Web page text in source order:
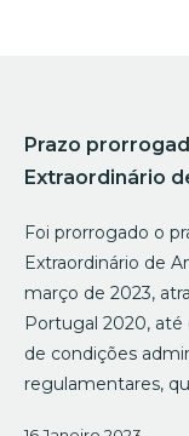
Prazo
Extraordinário
Foi prorrogado o
Extraordinário de
março de 2023,
Portugal 2020, até
de condições
regulamentares,